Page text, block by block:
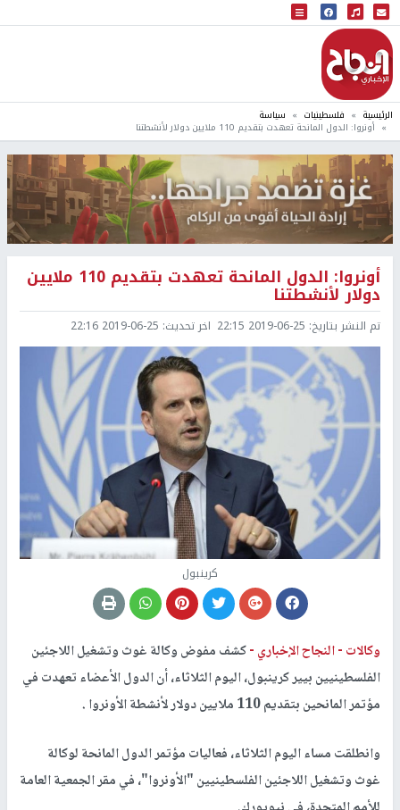
البث المباشر
إذاعة النجاح
الرئيسية فلسطينيات سياسة
أونروا: الدول المانحة تعهدت بتقديم 110 ملايين دولار لأنشطتنا
أونروا: الدول المانحة تعهدت بتقديم 110 ملايين
دولار لأنشطتنا
تم النشر بتاريخ: 2019-06-25 22:15 اخر تحديث: 2019-06-25 22:16
كرينبول
وكالات -النجاح الإخباري -كشف مفوض وكالة غوث وتشغيل اللاجئين
الفلسطينيين بيير كرينبول، اليوم الثلاثاء، أن الدول الأعضاء تعهدت في
مؤتمر المانحين بتقديم 110 ملايين دولار لأنشطة الأونروا .
وانطلقت مساء اليوم الثلاثاء، فعاليات مؤتمر الدول المانحة لوكالة
غوث وتشغيل اللاجئين الفلسطينيين "الأونروا"، في مقر الجمعية العامة